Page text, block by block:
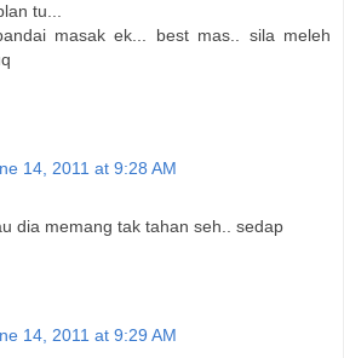
tu...
masak ek... best mas.. sila meleh
14, 2011 at 9:28 AM
dia memang tak tahan seh.. sedap
14, 2011 at 9:29 AM